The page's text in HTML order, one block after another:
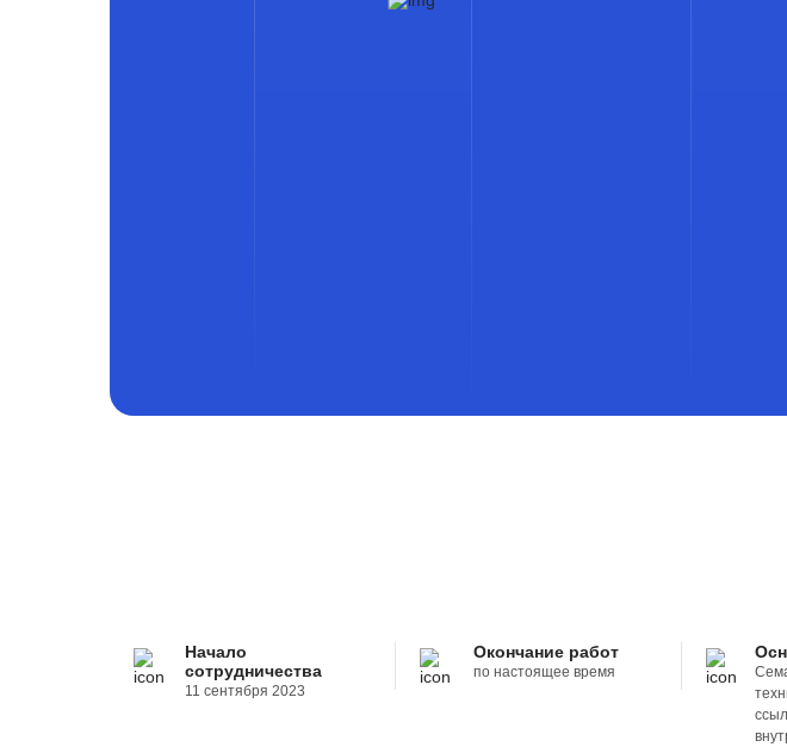
Начало
сотрудничества
11 сентября 2023
Окончание работ
по настоящее время